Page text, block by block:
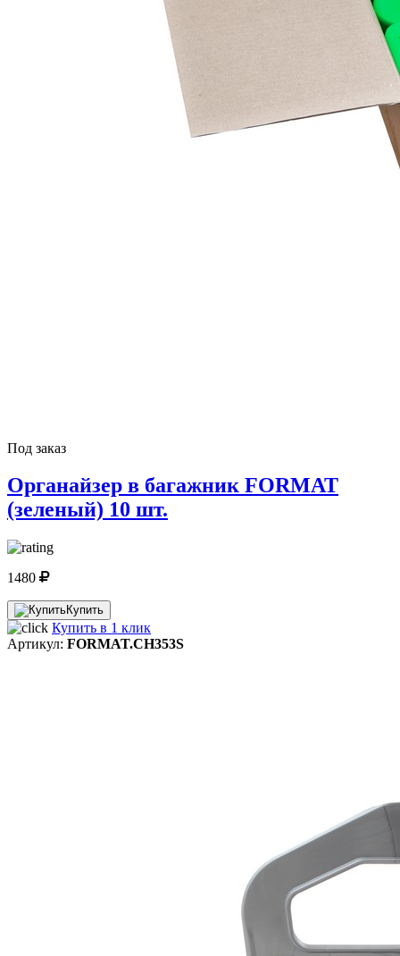
Под заказ
Органайзер в багажник FORMAT
(зеленый) 10 шт.
1480
Купить
Купить в 1 клик
Артикул: FORMAT.CH353S